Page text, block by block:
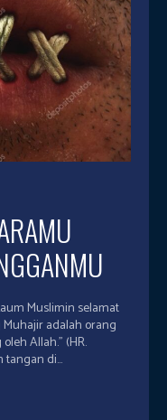
Muslimin selamat
adalah orang
Allah.” (HR.
tangan di...